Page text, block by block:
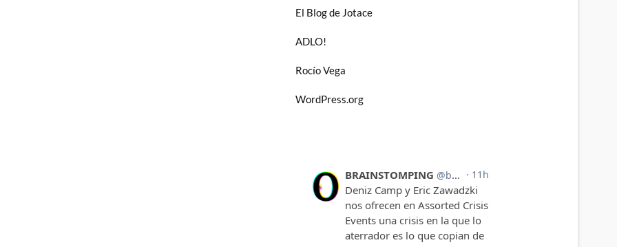
El Blog de Jotace
ADLO!
Rocío Vega
WordPress.org